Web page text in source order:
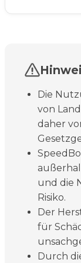
Die
von
daher
und die
Risiko.
Der
für
Durch